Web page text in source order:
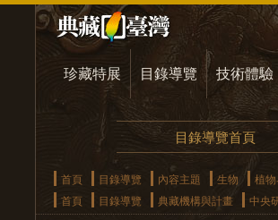
珍藏特展 目錄導覽 技術體驗
目錄導覽首頁
首頁 目錄導覽 內容主題 生物 植
首頁
目錄導覽 典藏機構與計畫 中央